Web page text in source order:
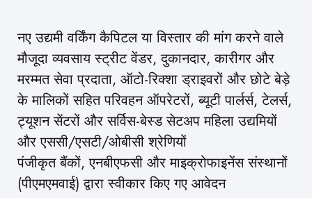
नए उद्यमी वर्किंग कैपिटल या विस्तार की मांग करने वाले
मौजूदा व्यवसाय स्ट्रीट वेंडर, दुकानदार, कारीगर और
मरम्मत सेवा प्रदाता, ऑटो-रिक्शा ड्राइवरों और छोटे बेड़े
के मालिकों सहित परिवहन ऑपरेटरों, ब्यूटी पार्लर्स, टेलर्स,
ट्यूशन सेंटरों और सर्विस-बेस्ड सेटअप महिला उद्यमियों
और एससी/एसटी/ओबीसी श्रेणियों
पंजीकृत बैंकों, एनबीएफसी और माइक्रोफाइनेंस संस्थानों
(पीएमएमवाई) द्वारा स्वीकार किए गए आवेदन